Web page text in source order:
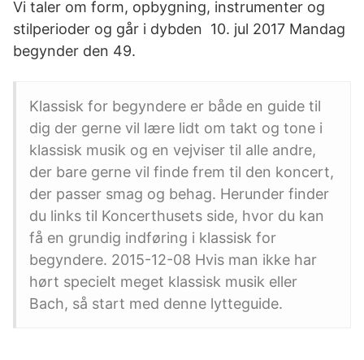
Vi taler om form, opbygning, instrumenter og
stilperioder og går i dybden 10. jul 2017 Mandag
begynder den 49.
Klassisk for begyndere er både en guide til
dig der gerne vil lære lidt om takt og tone i
klassisk musik og en vejviser til alle andre,
der bare gerne vil finde frem til den koncert,
der passer smag og behag. Herunder finder
du links til Koncerthusets side, hvor du kan
få en grundig indføring i klassisk for
begyndere. 2015-12-08 Hvis man ikke har
hørt specielt meget klassisk musik eller
Bach, så start med denne lytteguide.